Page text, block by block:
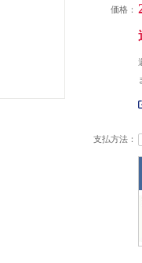
価格：
支払方法：